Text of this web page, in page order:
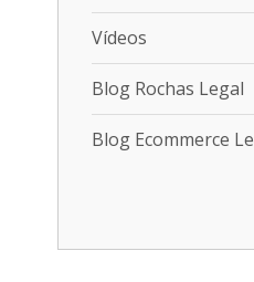
Vídeos
Blog Rochas Legal
Blog Ecommerce